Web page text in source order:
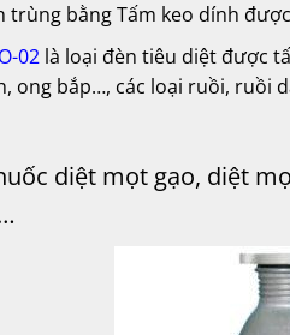
trùng bằng Tấm keo dính
02 là loại đèn tiêu diệt được
ong bắp…, các loại ruồi, ruồi
diệt mọt gạo, diệt